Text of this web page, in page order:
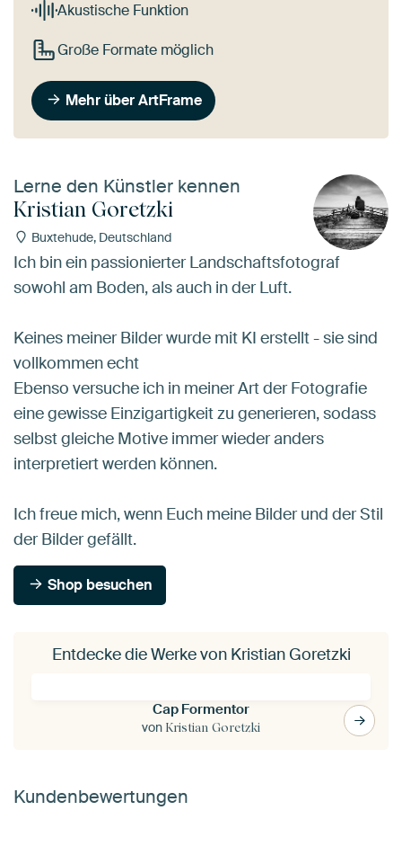
Akustische Funktion
Große Formate möglich
Mehr über ArtFrame
Lerne den Künstler kennen
Kristian Goretzki
Buxtehude, Deutschland
Ich bin ein passionierter Landschaftsfotograf
sowohl am Boden, als auch in der Luft.
Keines meiner Bilder wurde mit KI erstellt - sie sind
vollkommen echt
Ebenso versuche ich in meiner Art der Fotografie
eine gewisse Einzigartigkeit zu generieren, sodass
selbst gleiche Motive immer wieder anders
interpretiert werden können.
Ich freue mich, wenn Euch meine Bilder und der Stil
der Bilder gefällt.
Shop besuchen
Entdecke die Werke von Kristian Goretzki
Cap Formentor
von Kristian Goretzki
Kundenbewertungen